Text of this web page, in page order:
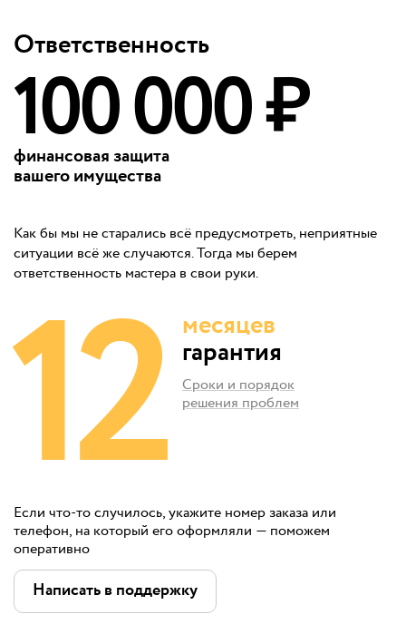
Ответственность
100 000 ₽
финансовая защита
вашего имущества
Как бы мы не старались всё предусмотреть, неприятные
ситуации всё же случаются. Тогда мы берем
ответственность мастера в свои руки.
12 месяцев
гарантия
Сроки и порядок
решения проблем
Если что-то случилось, укажите номер заказа или
телефон, на который его оформляли — поможем
оперативно
Написать в поддержку